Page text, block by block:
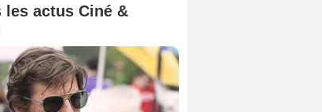
les actus Ciné &